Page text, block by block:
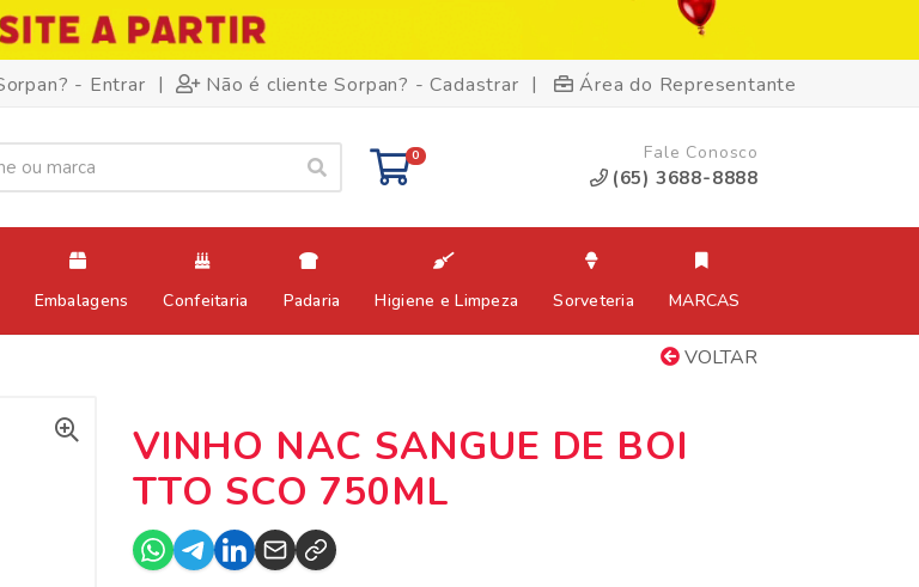
- Entrar | Não é cliente Sorpan? - Cadastrar | Área do Representante
0 Fale Conosco
(65) 3688-8888
Embalagens Confeitaria Padaria Higiene e Limpeza Sorveteria MARCAS
VOLTAR
VINHO NAC SANGUE DE BOI
TTO SCO 750ML